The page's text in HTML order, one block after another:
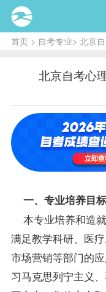
首页> 自考专业> 北京
北京自考心
一、专业培养目
本专业培养和造
满足教学科研、医
市场营销等部门的
习马克思列宁主义